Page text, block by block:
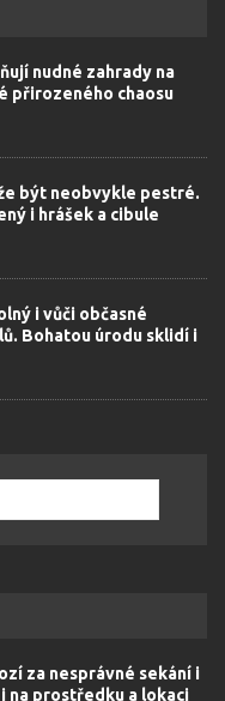
nudné zahrady na
přirozeného chaosu
být neobvykle pestré.
i hrášek a cibule
i vůči občasné
Bohatou úrodu sklidí i
za nesprávné sekání i
na prostředku a lokaci